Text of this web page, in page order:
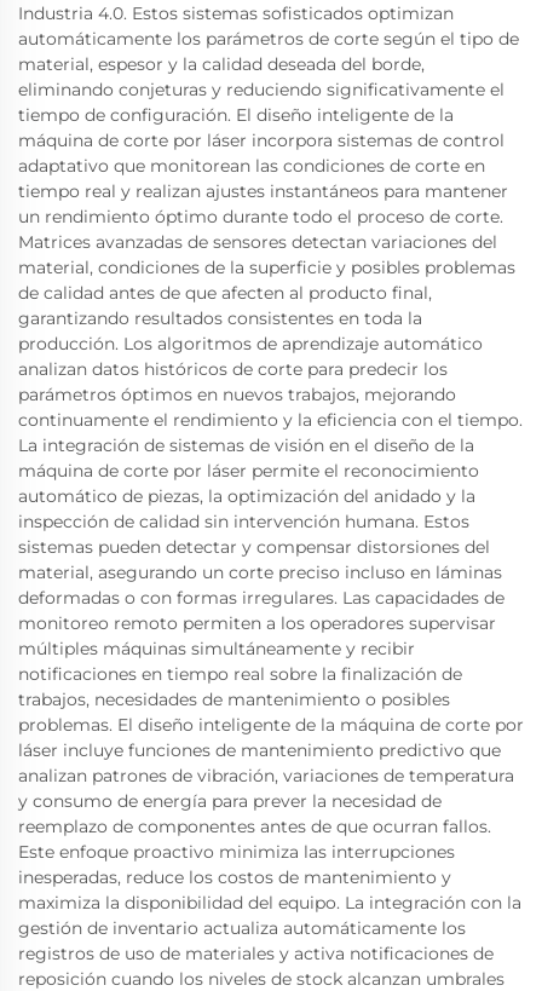
Industria 4.0. Estos sistemas sofisticados optimizan
automáticamente los parámetros de corte según el tipo de
material, espesor y la calidad deseada del borde,
eliminando conjeturas y reduciendo significativamente el
tiempo de configuración. El diseño inteligente de la
máquina de corte por láser incorpora sistemas de control
adaptativo que monitorean las condiciones de corte en
tiempo real y realizan ajustes instantáneos para mantener
un rendimiento óptimo durante todo el proceso de corte.
Matrices avanzadas de sensores detectan variaciones del
material, condiciones de la superficie y posibles problemas
de calidad antes de que afecten al producto final,
garantizando resultados consistentes en toda la
producción. Los algoritmos de aprendizaje automático
analizan datos históricos de corte para predecir los
parámetros óptimos en nuevos trabajos, mejorando
continuamente el rendimiento y la eficiencia con el tiempo.
La integración de sistemas de visión en el diseño de la
máquina de corte por láser permite el reconocimiento
automático de piezas, la optimización del anidado y la
inspección de calidad sin intervención humana. Estos
sistemas pueden detectar y compensar distorsiones del
material, asegurando un corte preciso incluso en láminas
deformadas o con formas irregulares. Las capacidades de
monitoreo remoto permiten a los operadores supervisar
múltiples máquinas simultáneamente y recibir
notificaciones en tiempo real sobre la finalización de
trabajos, necesidades de mantenimiento o posibles
problemas. El diseño inteligente de la máquina de corte por
láser incluye funciones de mantenimiento predictivo que
analizan patrones de vibración, variaciones de temperatura
y consumo de energía para prever la necesidad de
reemplazo de componentes antes de que ocurran fallos.
Este enfoque proactivo minimiza las interrupciones
inesperadas, reduce los costos de mantenimiento y
maximiza la disponibilidad del equipo. La integración con la
gestión de inventario actualiza automáticamente los
registros de uso de materiales y activa notificaciones de
reposición cuando los niveles de stock alcanzan umbrales